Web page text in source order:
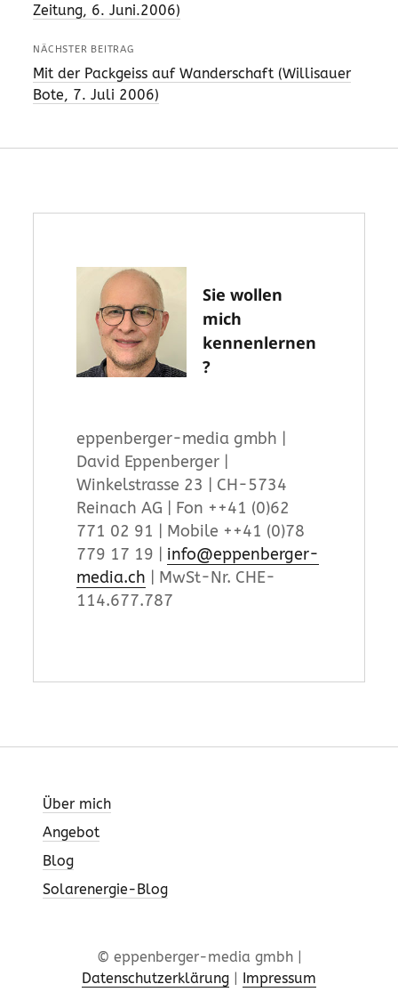
Zeitung, 6. Juni.2006)
NÄCHSTER BEITRAG
Mit der Packgeiss auf Wanderschaft (Willisauer
Bote, 7. Juli 2006)
Sie wollen
mich
kennenlernen
?
eppenberger-media gmbh |
David Eppenberger |
Winkelstrasse 23 | CH-5734
Reinach AG | Fon ++41 (0)62
771 02 91 | Mobile ++41 (0)78
779 17 19 | info@eppenberger-
media.ch | MwSt-Nr. CHE-
114.677.787
Über mich
Angebot
Blog
Solarenergie-Blog
© eppenberger-media gmbh |
Datenschutzerklärung | Impressum